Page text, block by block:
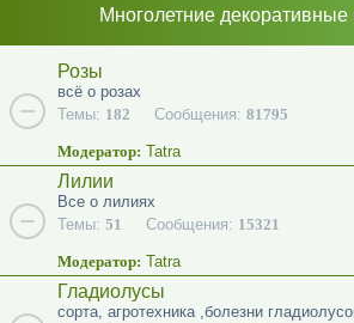
Многолетние декоративные
Розы
всё о розах
Темы: 182 Сообщения: 81795
Модератор: Tatra
Лилии
Все о лилиях
Темы: 51 Сообщения: 15321
Модератор: Tatra
Гладиолусы
сорта, агротехника ,болезни